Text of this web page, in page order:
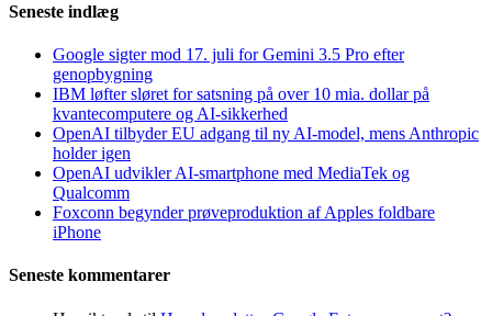
Seneste indlæg
Google sigter mod 17. juli for Gemini 3.5 Pro efter
genopbygning
IBM løfter sløret for satsning på over 10 mia. dollar på
kvantecomputere og AI-sikkerhed
OpenAI tilbyder EU adgang til ny AI-model, mens Anthropic
holder igen
OpenAI udvikler AI-smartphone med MediaTek og
Qualcomm
Foxconn begynder prøveproduktion af Apples foldbare
iPhone
Seneste kommentarer